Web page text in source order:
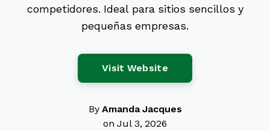
competidores. Ideal para sitios sencillos y
pequeñas empresas.
Visit Website
By Amanda Jacques
on Jul 3, 2026